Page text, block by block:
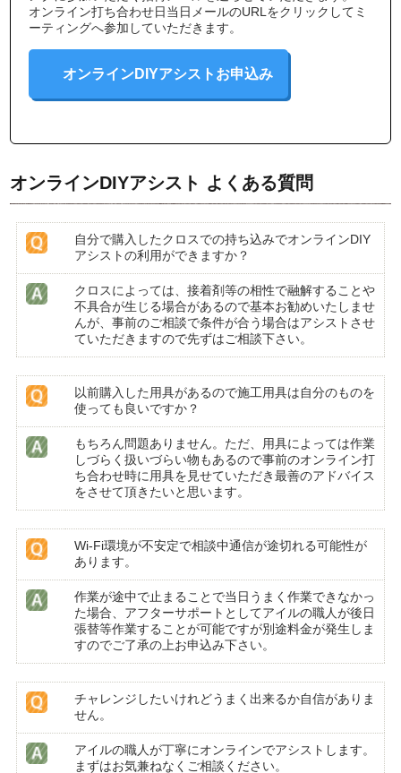
オンライン打ち合わせ日当日メールのURLをクリックしてミ
ーティングへ参加していただきます。
オンラインDIYアシストお申込み
オンラインDIYアシスト よくある質問
自分で購入したクロスでの持ち込みでオンラインDIY
アシストの利用ができますか？
クロスによっては、接着剤等の相性で融解することや
不具合が生じる場合があるので基本お勧めいたしませ
んが、事前のご相談で条件が合う場合はアシストさせ
ていただきますので先ずはご相談下さい。
以前購入した用具があるので施工用具は自分のものを
使っても良いですか？
もちろん問題ありません。ただ、用具によっては作業
しづらく扱いづらい物もあるので事前のオンライン打
ち合わせ時に用具を見せていただき最善のアドバイス
をさせて頂きたいと思います。
Wi-Fi環境が不安定で相談中通信が途切れる可能性が
あります。
作業が途中で止まることで当日うまく作業できなかっ
た場合、アフターサポートとしてアイルの職人が後日
張替等作業することが可能ですが別途料金が発生しま
すのでご了承の上お申込み下さい。
チャレンジしたいけれどうまく出来るか自信がありま
せん。
アイルの職人が丁寧にオンラインでアシストします。
まずはお気兼ねなくご相談ください。